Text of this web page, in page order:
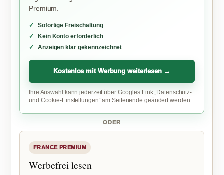
Premium.
Sofortige Freischaltung
Kein Konto erforderlich
Anzeigen klar gekennzeichnet
Kostenlos mit Werbung weiterlesen →
Ihre Auswahl kann jederzeit über Googles Link „Datenschutz-
und Cookie-Einstellungen“ am Seitenende geändert werden.
ODER
FRANCE PREMIUM
Werbefrei lesen